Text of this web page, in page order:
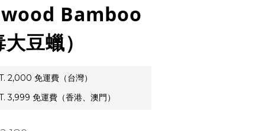
Bamboo
豆蠟）
2,000 免運費（台灣）
3,999 免運費（香港、澳門）